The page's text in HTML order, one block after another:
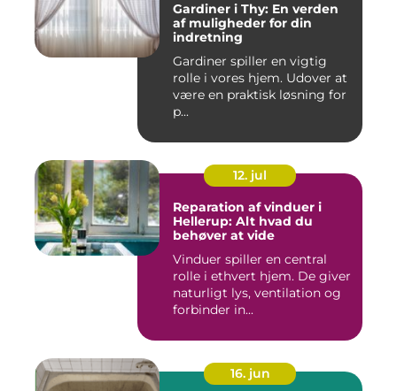
Gardiner i Thy: En verden
af muligheder for din
indretning
Gardiner spiller en vigtig
rolle i vores hjem. Udover at
være en praktisk løsning for
p...
12. jul
Reparation af vinduer i
Hellerup: Alt hvad du
behøver at vide
Vinduer spiller en central
rolle i ethvert hjem. De giver
naturligt lys, ventilation og
forbinder in...
16. jun